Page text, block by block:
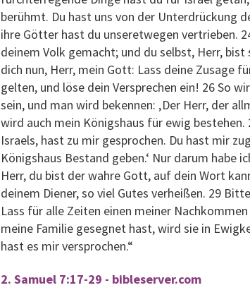
berühmt. Du hast uns von der Unterdrückung
ihre Götter hast du unseretwegen vertrieben.
deinem Volk gemacht; und du selbst, Herr,
dich nun, Herr, mein Gott: Lass deine Zusage
gelten, und löse dein Versprechen ein! 26 So
sein, und man wird bekennen: ‚Der Herr, der
wird auch mein Königshaus für ewig
Israels, hast zu mir gesprochen. Du hast mir
Königshaus Bestand geben.‘ Nur darum habe
Herr, du bist der wahre Gott, auf dein Wort
deinem Diener, so viel Gutes verheißen. 29
Lass für alle Zeiten einen meiner
meine Familie gesegnet hast, wird sie in
hast es mir versprochen.“
2. Samuel 7:17-29 - bibleserver.com